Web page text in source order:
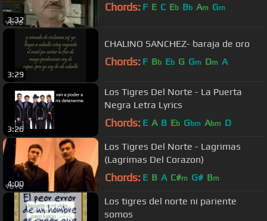
3:32
Chords: F E C Eb Bb Am Gm
3:29
CHALINO SANCHEZ- baraja de oro
Chords: F Bb Eb G Gm Dm A
3:26
Los Tigres Del Norte - La Puerta
Negra Letra Lyrics
Chords: E A B Eb Gbm Abm D
4:00
Los Tigres Del Norte - Lagrimas
(Lagrimas Del Corazon)
Chords: E B A C#m G# Bm
Los tigres del norte ni pariente
somos